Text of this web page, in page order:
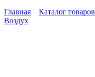
Главная
Каталог товаров
Воздух